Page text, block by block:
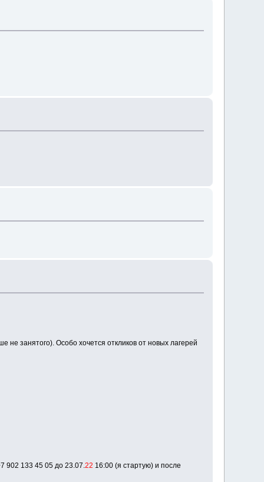
не занятого). Особо хочется откликов от новых лагерей
902 133 45 05 до 23.07.22 16:00 (я стартую) и после